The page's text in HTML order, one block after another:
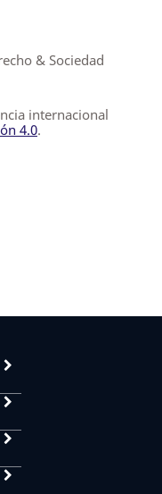
& Sociedad
internacional
4.0.